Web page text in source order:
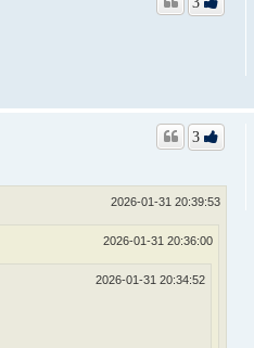
3
2026-01-31 20:39:53
2026-01-31 20:36:00
2026-01-31 20:34:52